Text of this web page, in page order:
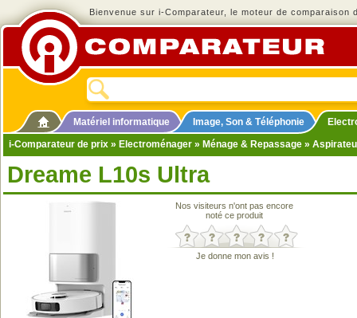
Bienvenue sur i-Comparateur, le moteur de comparaison
Matériel informatique Image, Son & Téléphonie
i-Comparateur de prix » Electroménager » Ménage & Repassage »
Dreame L10s Ultra
Nos visiteurs n'ont pas encore
noté ce produit
Je donne mon avis !